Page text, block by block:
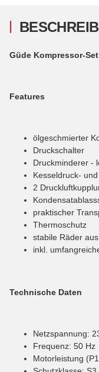
Güde Kompressor-
Features
ölgeschmierter
Druckschalter
Druckminderer -
Kesseldruck-
2
praktischer
Thermoschutz
stabile Räder
inkl.
Technische Daten
Netzspannung:
Frequenz: 50 Hz
Motorleistung